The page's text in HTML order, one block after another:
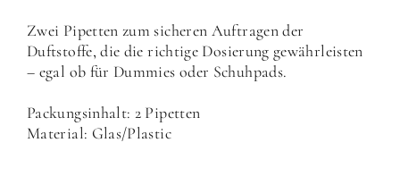
Zwei Pipetten zum sicheren Auftragen der
Duftstoffe, die die richtige Dosierung gewährleisten
– egal ob für Dummies oder Schuhpads.
Packungsinhalt: 2 Pipetten
Material: Glas/Plastic